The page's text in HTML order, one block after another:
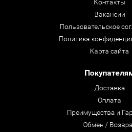
Контакты
Вакансии
Пользовательское
Политика
Карта сайта
Доставка
Оплата
Преимущества и
Обмен /